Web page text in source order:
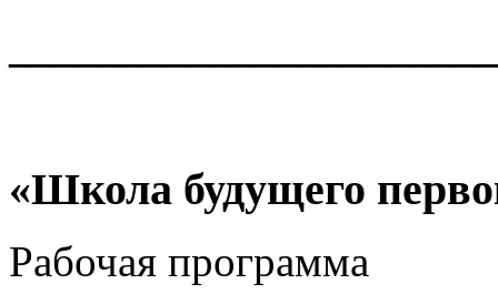
«Школа будущего
Рабочая программа